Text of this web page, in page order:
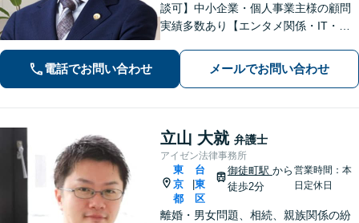
談可】中小企業・個人事業主様の顧問
実績多数あり【エンタメ関係・IT・知
著作権侵害などは早期相談を！信頼関
係を大切に、迅速かつ誠実に対応【初
電話でお問い合わせ メールでお問い合わせ
立山 大就 弁護士
アイゼン法律事務所
東
京
都
|
台
東
区
御徒町駅 から
徒歩2分
営業時間：本
日定休日
離婚・男女問題、相続、親族関係の紛